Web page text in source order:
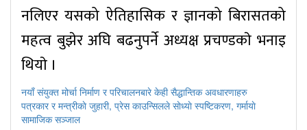
नलिएर यसको ऐतिहासिक र ज्ञानको बिरासतको
महत्व बुझेर अघि बढनुपर्ने अध्यक्ष प्रचण्डकाे भनाइ
थियाे ।
पछिल्लाे
-
नयाँ संयुक्त मोर्चा निर्माण र परिचालनबारे केही सैद्धान्तिक अवधारणाहरु
अघिल्लाे
-
पत्रकार र मन्त्रीकाे जुहारी, प्रेस काउन्सिलले साेध्याे स्पष्टिकरण, गर्मायाे
सामाजिक सञ्जाल